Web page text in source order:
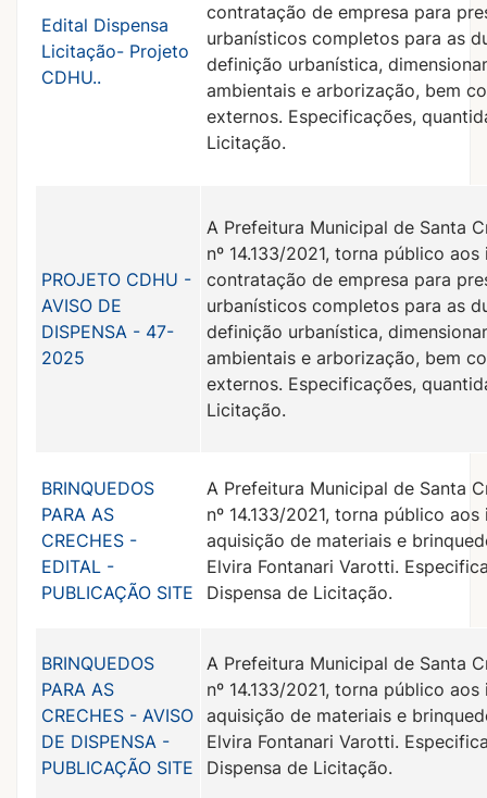
Edital Dispensa
Licitação- Projeto
CDHU..
contratação de empresa para
urbanísticos completos para as
definição urbanística,
ambientais e arborização, bem
externos. Especificações,
Licitação.
PROJETO CDHU -
AVISO DE
DISPENSA - 47-
2025
A Prefeitura Municipal de Santa
nº 14.133/2021, torna público
contratação de empresa para
urbanísticos completos para as
definição urbanística,
ambientais e arborização, bem
externos. Especificações,
Licitação.
BRINQUEDOS
PARA AS
CRECHES -
EDITAL -
PUBLICAÇÃO SITE
A Prefeitura Municipal de Santa
nº 14.133/2021, torna público
aquisição de materiais e
Elvira Fontanari Varotti.
Dispensa de Licitação.
BRINQUEDOS
PARA AS
CRECHES - AVISO
DE DISPENSA -
PUBLICAÇÃO SITE
A Prefeitura Municipal de Santa
nº 14.133/2021, torna público
aquisição de materiais e
Elvira Fontanari Varotti.
Dispensa de Licitação.